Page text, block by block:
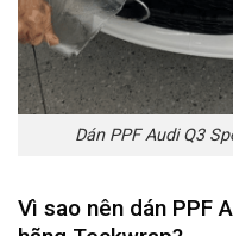
Dán PPF Audi Q3
Vì sao nên dán PPF